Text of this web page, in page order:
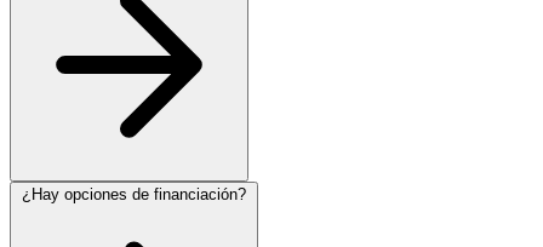
¿Hay opciones de financiación?